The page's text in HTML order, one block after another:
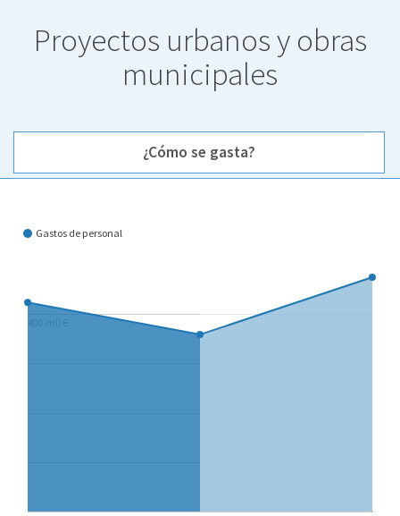
Proyectos urbanos y obras
municipales
¿Cómo se gasta?
Gastos de personal
400 mil €